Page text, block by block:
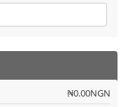
₦0.00NGN